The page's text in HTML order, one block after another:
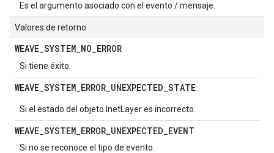
Es el argumento asociado con el evento / mensaje.
Valores de retorno
WEAVE_SYSTEM_NO_ERROR
Si tiene éxito.
WEAVE_SYSTEM_ERROR_UNEXPECTED_STATE
Si el estado del objeto InetLayer es incorrecto.
WEAVE_SYSTEM_ERROR_UNEXPECTED_EVENT
Si no se reconoce el tipo de evento.